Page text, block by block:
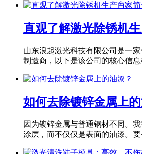
直观了解激光除锈机
山东浪起激光科技有限公司是一
制造商，以下是该公司的核心信息
如何去除镀锌金属上的
因为镀锌金属与普通钢材不同。
涂层，而不仅仅是表面的油漆。要